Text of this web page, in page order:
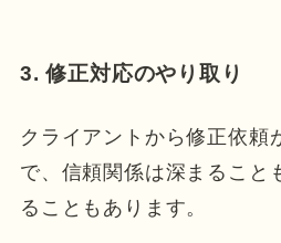
3. 修正対応のやり取り
クライアントから修正依頼
で、信頼関係は深まること
ることもあります。